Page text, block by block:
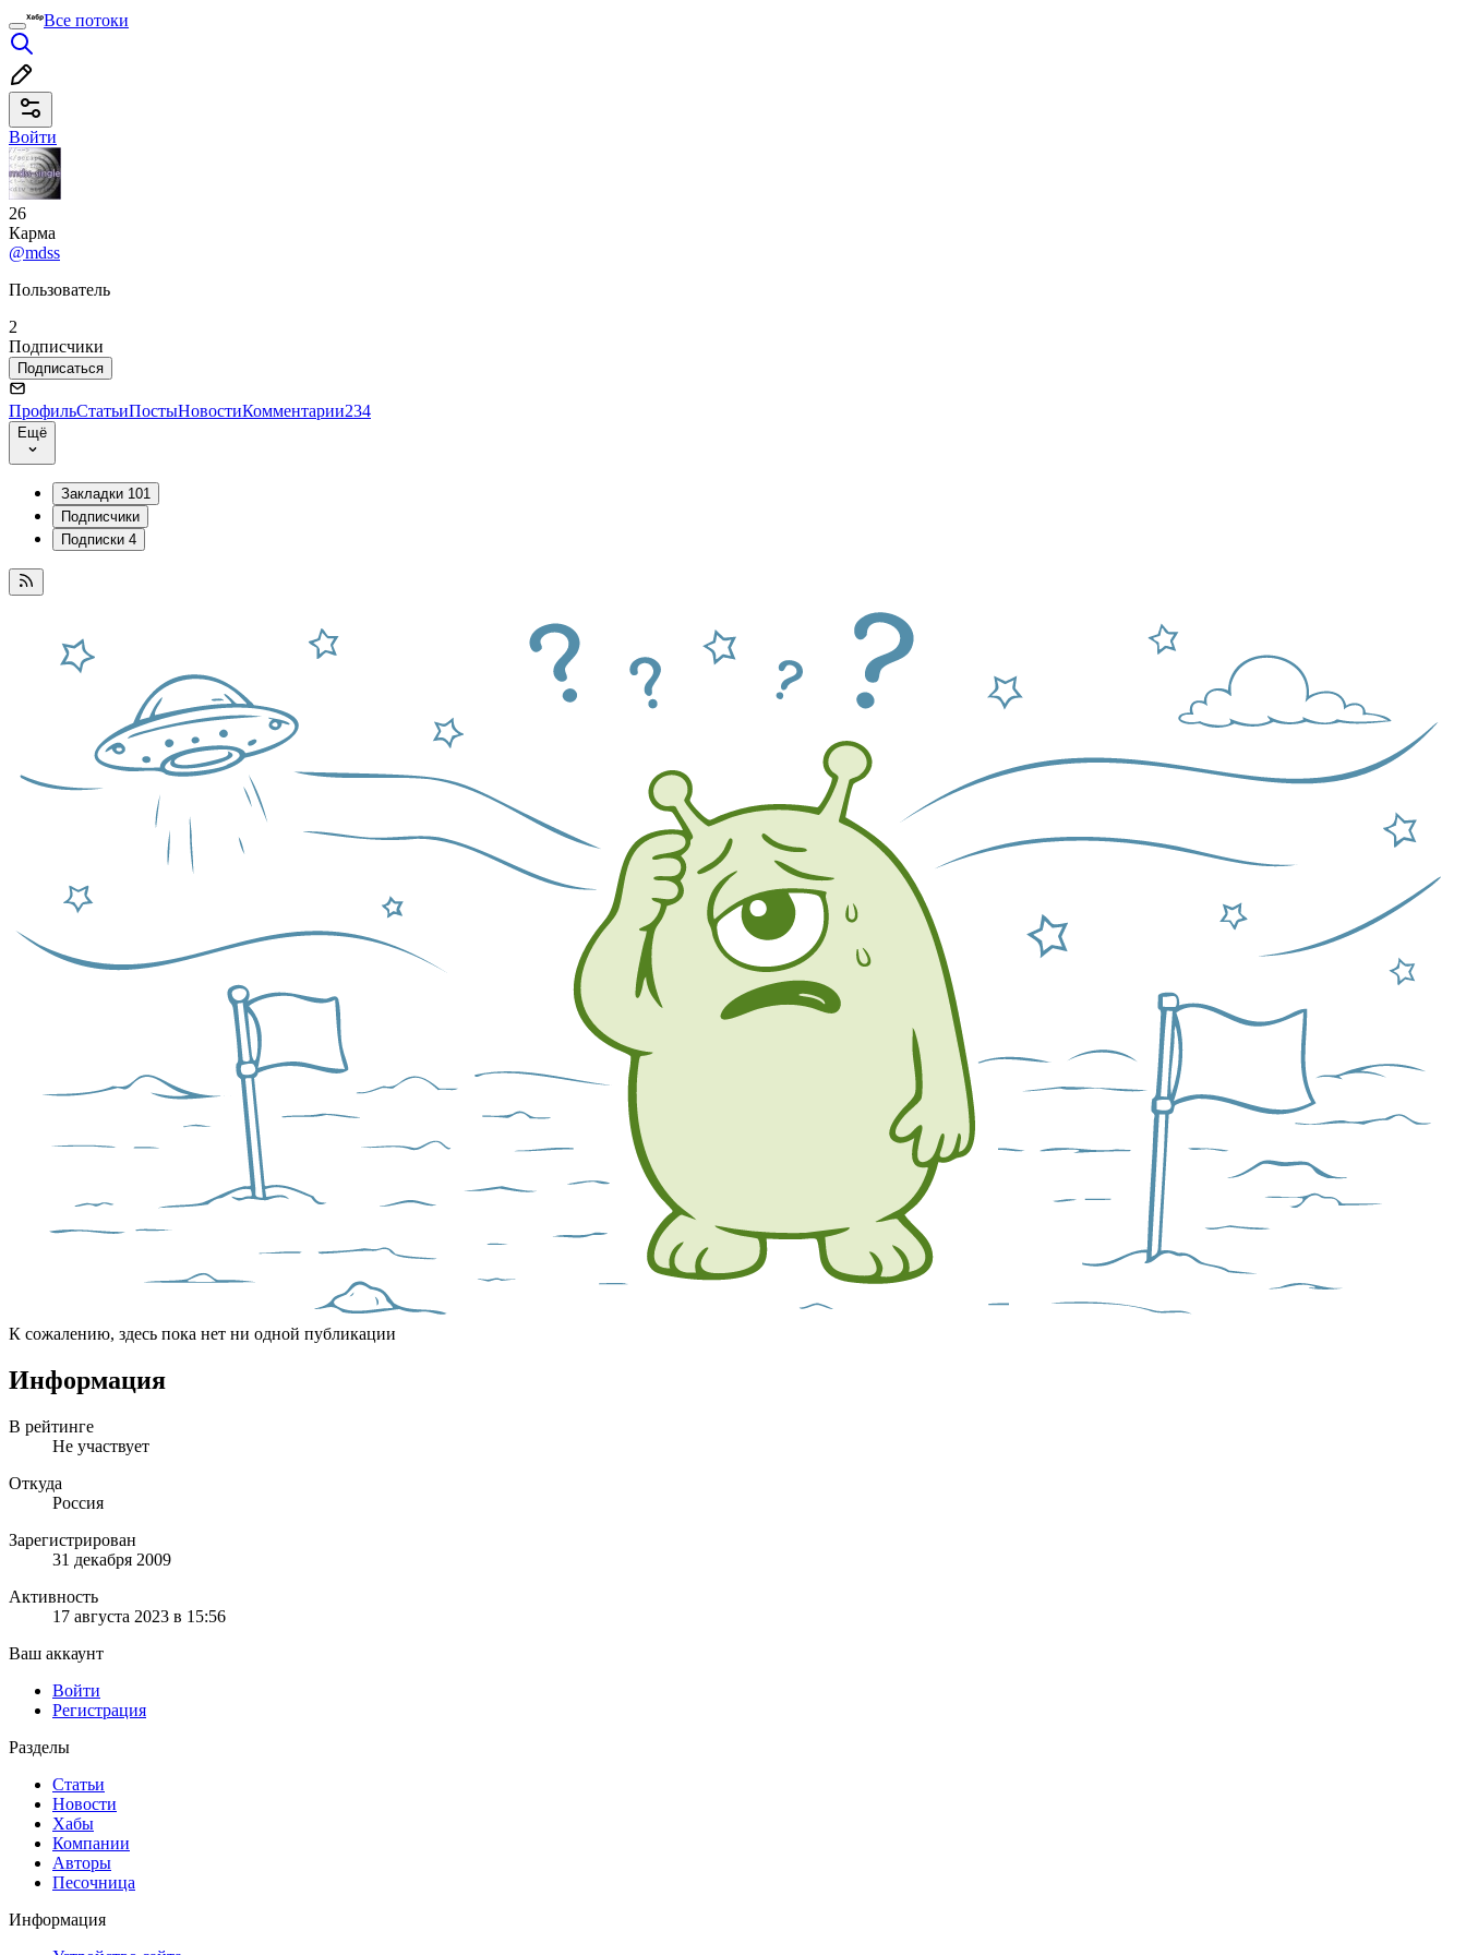
Все потоки
Войти
26
Карма
@mdss
Пользователь
2
Подписчики
Подписаться
ПрофильСтатьиПостыНовостиКомментарии234
Ещё
Закладки 101
Подписчики
Подписки 4
К сожалению, здесь пока нет ни одной публикации
Информация
В рейтинге
Не участвует
Откуда
Россия
Зарегистрирован
31 декабря 2009
Активность
17 августа 2023 в 15:56
Ваш аккаунт
Войти
Регистрация
Разделы
Статьи
Новости
Хабы
Компании
Авторы
Песочница
Информация